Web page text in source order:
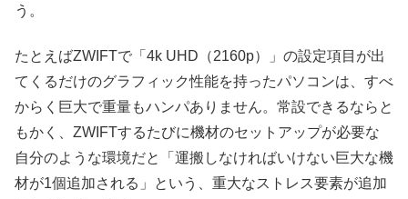
う。
たとえばZWIFTで「4k UHD（2160p）」の設定項目が出
てくるだけのグラフィック性能を持ったパソコンは、すべ
からく巨大で重量もハンパありません。常設できるならと
もかく、ZWIFTするたびに機材のセットアップが必要な
自分のような環境だと「運搬しなければいけない巨大な機
材が1個追加される」という、重大なストレス要素が追加